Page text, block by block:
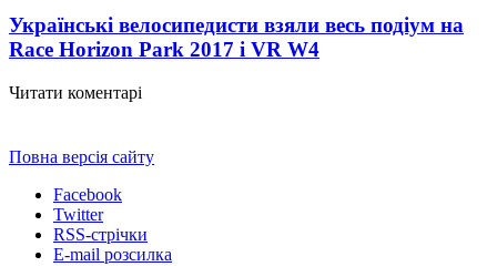
Українські велосипедисти взяли весь подіум на
Race Horizon Park 2017 і VR W4
Читати коментарі
Повна версія сайту
Facebook
Twitter
RSS-стрічки
E-mail розсилка